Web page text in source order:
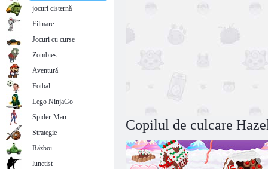
Copilul de culcare
jocuri cisternă
Filmare
Jocuri cu curse
Zombies
Aventură
Fotbal
Lego NinjaGo
Spider-Man
Strategie
Război
lunetist